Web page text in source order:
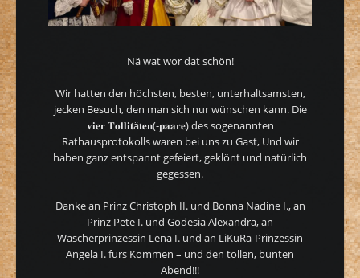
Nä wat wor dat schön!
Wir hatten den höchsten, besten, unterhaltsamsten,
jecken Besuch, den man sich nur wünschen kann. Die
𝐯𝐢𝐞𝐫 𝐓𝐨𝐥𝐥𝐢𝐭ä𝐭𝐞𝐧(-𝐩𝐚𝐚𝐫𝐞) des sogenannten
Rathausprotokolls waren bei uns zu Gast, Und wir
haben ganz entspannt gefeiert, geklönt und natürlich
gegessen.
Danke an Prinz Christoph II. und Bonna Nadine I., an
Prinz Pete I. und Godesia Alexandra, an
Wäscherprinzessin Lena I. und an LiKüRa-Prinzessin
Angela I. fürs Kommen – und den tollen, bunten
Abend!!!